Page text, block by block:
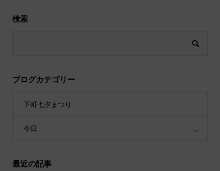
検索
ブログカテゴリー
下町七夕まつり
今日
最近の記事